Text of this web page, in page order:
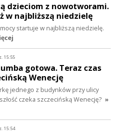
dzieciom z nowotworami.
w najbliższą niedzielę
startuje w najbliższą niedzielę.
15:55
gotowa. Teraz czas
Wenecję
jednego z budynków przy ulicy
czeka szczecińską Wenecję? »
15:54